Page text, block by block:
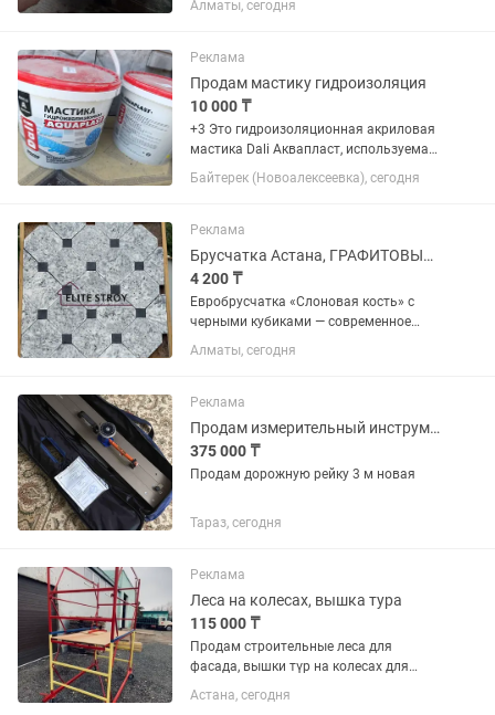
Алматы, сегодня
Реклама
Продам мастику гидроизоляция
10 000 ₸
+3 Это гидроизоляционная акриловая
мастика Dali Аквапласт, используемая
для защиты различных поверхностей
от влаги.Применение: Подходит для
ванных комнат, террас,...
Байтерек (Новоалексеевка), сегодня
Реклама
Брусчатка Астана, ГРАФИТОВЫЙ МРАМОР
4 200 ₸
Евробрусчатка «Слоновая кость» с
черными кубиками — современное
решение для благоустройства дворов,
парковок и территорий. Яркий и
благодаря добавлению диоксида
титана в...
Алматы, сегодня
Реклама
Продам измерительный инструмент Рейка дорожная 3 м динамический плотномер
375 000 ₸
Продам дорожную рейку 3 м новая
Тараз, сегодня
Реклама
Леса на колесах, вышка тура
115 000 ₸
Продам строительные леса для
фасада, вышки түр на колесах для
внутренних работа на высота.
Облегченные , Российского
Астана, сегодня